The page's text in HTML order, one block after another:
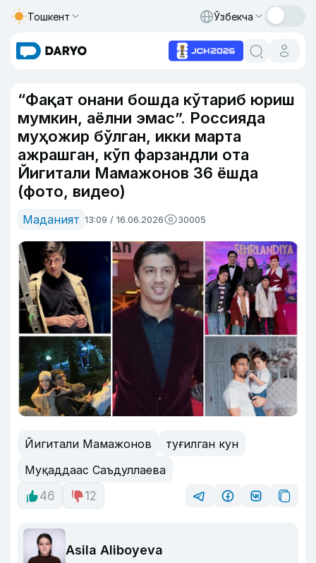
Тошкент Ўзбекча
“Фақат онани бошда кўтариб юриш
мумкин, аёлни эмас”. Россияда
муҳожир бўлган, икки марта
ажрашган, кўп фарзандли ота
Йигитали Мамажонов 36 ёшда
(фото, видео)
Маданият 13:09 / 16.06.2026 30005
Йигитали Мамажонов
туғилган кун
Муқаддаас Саъдуллаева
46
12
Asila Aliboyeva